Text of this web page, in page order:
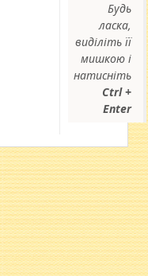
Будь
ласка,
виділіть її
мишкою і
натисніть
Ctrl +
Enter